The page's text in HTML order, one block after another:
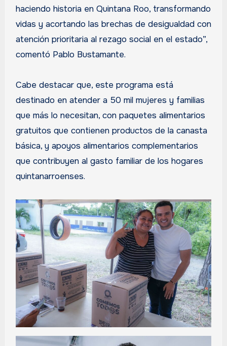
haciendo historia en Quintana Roo, transformando
vidas y acortando las brechas de desigualdad con
atención prioritaria al rezago social en el estado”,
comentó Pablo Bustamante.
Cabe destacar que, este programa está
destinado en atender a 50 mil mujeres y familias
que más lo necesitan, con paquetes alimentarios
gratuitos que contienen productos de la canasta
básica, y apoyos alimentarios complementarios
que contribuyen al gasto familiar de los hogares
quintanarroenses.